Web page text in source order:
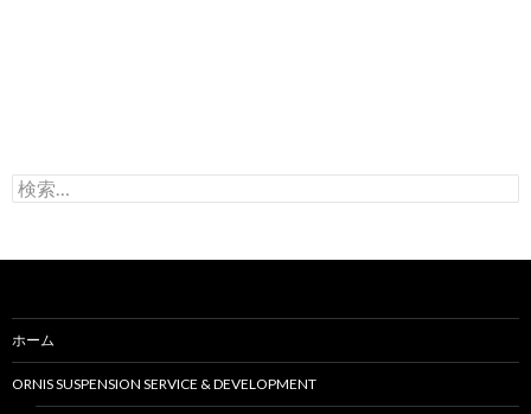
検
索
ホーム
ORNIS SUSPENSION SERVICE & DEVELOPMENT